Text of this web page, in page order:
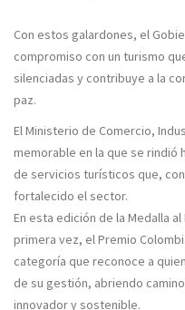
Con estos galardones, el
compromiso con un turismo
silenciadas y contribuye a la
paz.
El Ministerio de Comercio,
memorable en la que se
de servicios turísticos que,
fortalecido el sector.
En esta edición de la Medalla
primera vez, el Premio
categoría que reconoce a
de su gestión, abriendo
innovador y sostenible.